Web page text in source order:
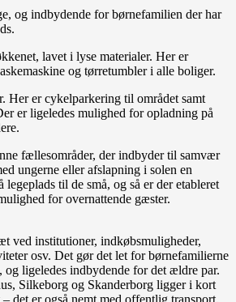
og indbydende for børnefamilien der har
lavet i lyse materialer. Her er
og tørretumbler i alle boliger.
Her er cykelparkering til området samt
er ligeledes mulighed for opladning på
fællesområder, der indbyder til samvær
ungerne eller afslapning i solen en
legeplads til de små, og så er der etableret
for overnattende gæster.
ved institutioner, indkøbsmuligheder,
osv. Det gør det let for børnefamilierne
og ligeledes indbydende for det ældre par.
Silkeborg og Skanderborg ligger i kort
det er også nemt med offentlig transport.